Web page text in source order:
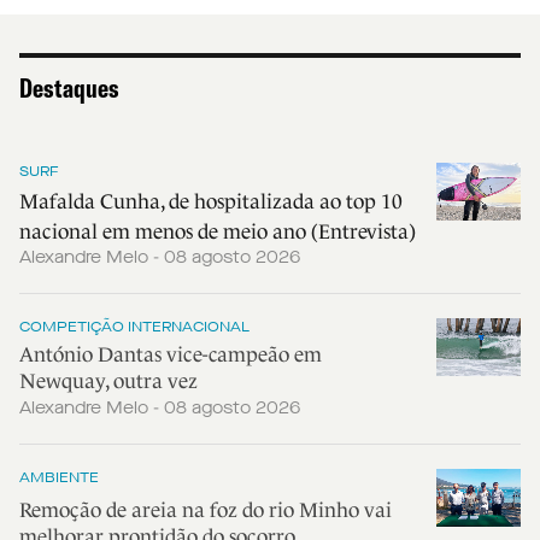
Destaques
SURF
Mafalda Cunha, de hospitalizada ao top 10
nacional em menos de meio ano (Entrevista)
Alexandre Melo - 08 agosto 2026
COMPETIÇÃO INTERNACIONAL
António Dantas vice-campeão em
Newquay, outra vez
Alexandre Melo - 08 agosto 2026
AMBIENTE
Remoção de areia na foz do rio Minho vai